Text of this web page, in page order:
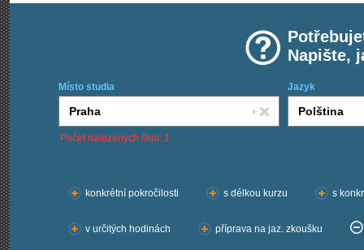
Napište,
Místo studia Jazyk
Počet nalezených škol: 1
konkrétní pokročilosti
s délkou kurzu s
v určitých hodinách příprava na jaz. zkoušku